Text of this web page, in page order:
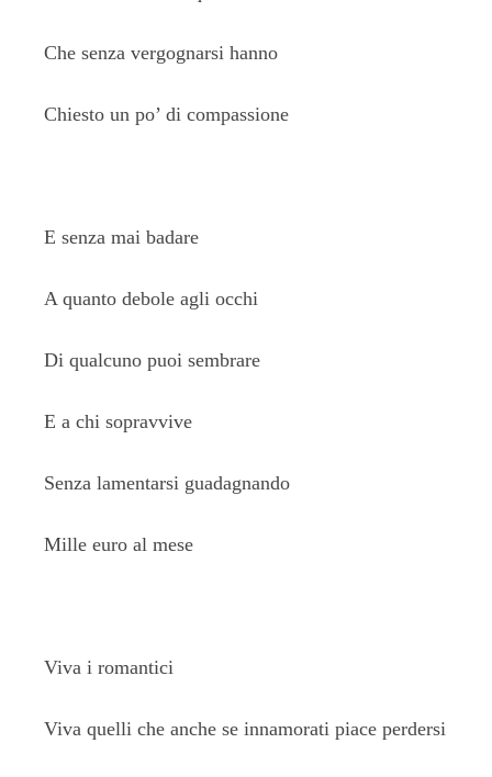
Che senza vergognarsi hanno
Chiesto un po’ di compassione
E senza mai badare
A quanto debole agli occhi
Di qualcuno puoi sembrare
E a chi sopravvive
Senza lamentarsi guadagnando
Mille euro al mese
Viva i romantici
Viva quelli che anche se innamorati piace perdersi